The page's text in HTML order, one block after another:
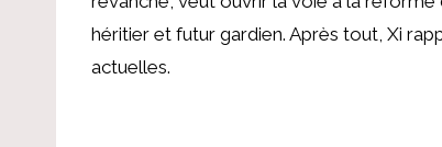
héritier et futur gardien. Après tout, Xi
actuelles.